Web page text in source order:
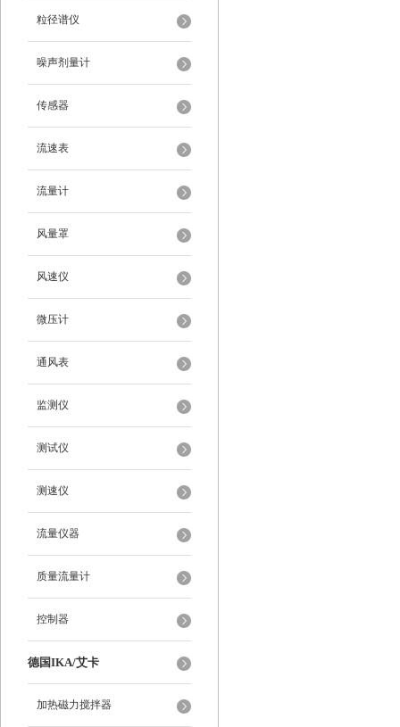
粒径谱仪
噪声剂量计
传感器
流速表
流量计
风量罩
风速仪
微压计
通风表
监测仪
测试仪
测速仪
流量仪器
质量流量计
控制器
德国IKA/艾卡
加热磁力搅拌器